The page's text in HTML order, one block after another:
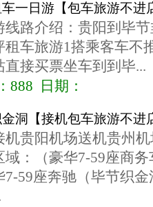
一日游【包车旅游不进
路介绍：贵阳到毕
租车旅游1搭乘客车
接买票坐车到到毕...
888 日期：
洞【接机包车旅游不进
贵阳机场送机贵州
：（豪华7-59座商
59座奔驰（毕节织